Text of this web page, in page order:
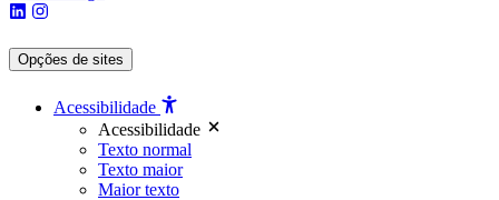
Opções de sites
Acessibilidade
Acessibilidade
Texto normal
Texto maior
Maior texto